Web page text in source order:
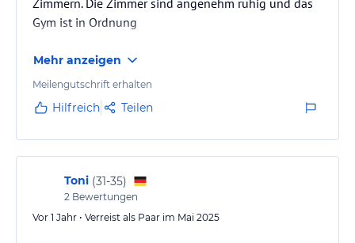
Zimmern. Die Zimmer sind angenehm ruhig und das
Gym ist in Ordnung
Mehr anzeigen
Meilengutschrift erhalten
Hilfreich Teilen
Toni (31-35)
2 Bewertungen
Vor 1 Jahr • Verreist als Paar im Mai 2025